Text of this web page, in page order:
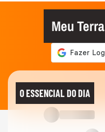
Meu Terra
O ESSENCIAL DO DIA